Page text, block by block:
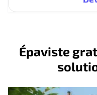
Épaviste